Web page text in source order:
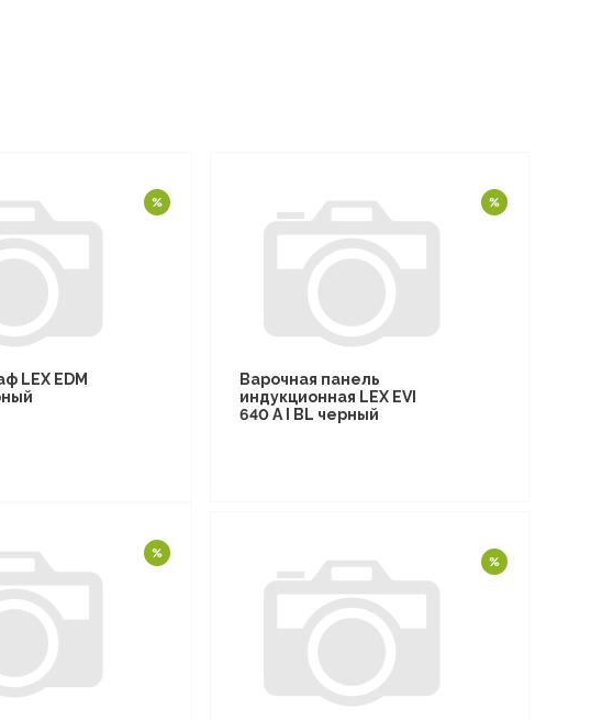
LEX EDM
Варочная панель
индукционная LEX EVI
640 A I BL черный